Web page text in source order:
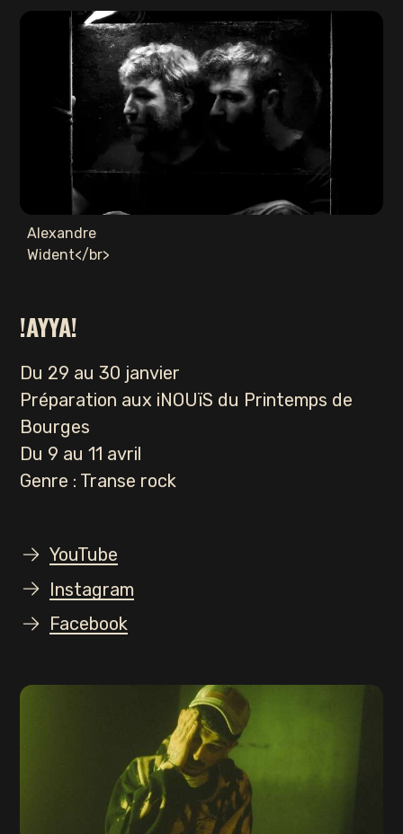
Alexandre
Wident</br>
!AYYA!
Du 29 au 30 janvier
Préparation aux iNOUïS du Printemps de
Bourges
Du 9 au 11 avril
Genre : Transe rock
YouTube
Instagram
Facebook